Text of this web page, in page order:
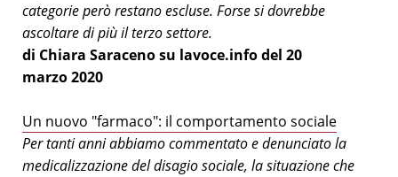
categorie però restano escluse. Forse si dovrebbe
ascoltare di più il terzo settore.
di Chiara Saraceno su lavoce.info del 20
marzo 2020
Un nuovo "farmaco": il comportamento sociale
Per tanti anni abbiamo commentato e denunciato la
medicalizzazione del disagio sociale, la situazione che